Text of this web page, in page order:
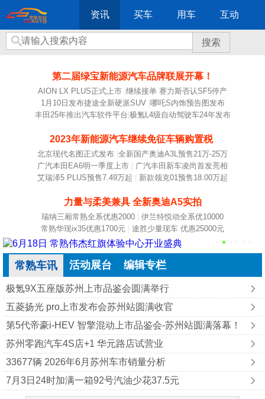
资讯 买车 用车 互动
搜索
第二届绿宝新能源汽车品牌联展开幕！
AION LX PLUS正式上市 继续接单 赛力斯否认SF5停产
1月10日发布捷途全新硬派SUV| 哪吒S内饰预告图发布
丰田25年推出汽车软件平台 极氪L4级自动驾驶车24年发布
2023年新能源汽车继续免征车辆购置税
北京现代名图正式发布 全新国产奥迪A3L预售21万-25万
广汽本田EA6明一季度上市
广汽丰田新车凌尚首发亮相
艾瑞泽5 PLUS预售7.49万起
新款领克01预售18.00万起
力量与柔美兼具 全新奥迪A5实拍
瑞纳三厢常熟全系优惠2000
伊兰特悦动全系优10000
常熟华现ix35优惠1700元
途胜少量现车 优惠25000元
常熟车讯 活动展台 编辑专栏
极氪9X五座版苏州上市品鉴会圆满举行
五菱扬光 pro上市发布会苏州站圆满收官
第5代帝豪i-HEV 智擎混动上市品鉴会-苏州站圆满落幕！
苏州零跑汽车4S店+1 华元路店试营业
33677辆 2026年6月苏州车市销量分析
7月3日24时加满一箱92号汽油少花37.5元